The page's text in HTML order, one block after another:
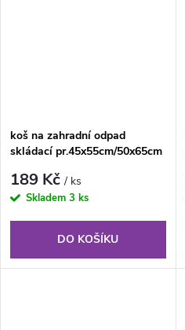
koš na zahradní odpad
skládací pr.45x55cm/50x65cm
189 Kč/ ks
Skladem 3 ks
DO KOŠÍKU